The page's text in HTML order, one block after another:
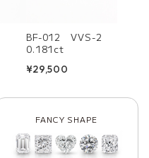
BF-012 VVS-2
0.181ct
¥29,500
FANCY SHAPE